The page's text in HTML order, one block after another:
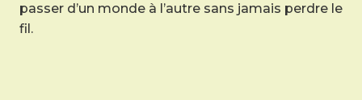
passer d’un monde à l’autre sans jamais perdre le
fil.